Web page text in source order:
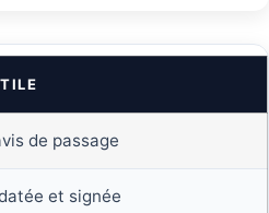
de passage
et signée